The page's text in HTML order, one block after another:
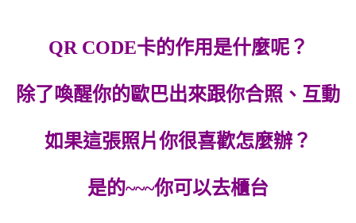
QR CODE卡的作用是什麼呢？
除了喚醒你的歐巴出來跟你合照、互動
如果這張照片你很喜歡怎麼辦？
是的~~~你可以去櫃台